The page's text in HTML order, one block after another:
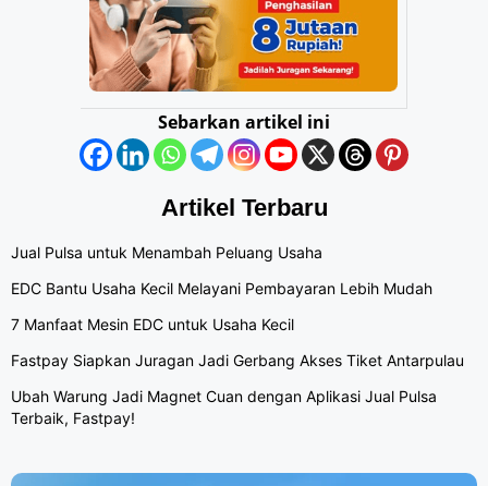
Sebarkan artikel ini
Artikel Terbaru
Jual Pulsa untuk Menambah Peluang Usaha
EDC Bantu Usaha Kecil Melayani Pembayaran Lebih Mudah
7 Manfaat Mesin EDC untuk Usaha Kecil
Fastpay Siapkan Juragan Jadi Gerbang Akses Tiket Antarpulau
Ubah Warung Jadi Magnet Cuan dengan Aplikasi Jual Pulsa
Terbaik, Fastpay!